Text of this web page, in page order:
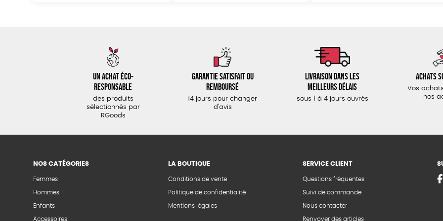
Un achat éco-
responsable
des produits
sélectionnés par
RGoods
Garantie satisfait ou
remboursé
14 jours pour changer
d'avis
Livraison dans les
meilleurs délais
sous 1 à 4 jours ouvrés
Achats
Vos
nos
NOS CATÉGORIES
Femmes
Hommes
Enfants
Accessoires
LA BOUTIQUE
Conditions de vente
Politique de confidentialité
Mentions légales
SERVICE CLIENT
Questions fréquentes
Suivi de commande
Nous contacter
Renvoyer des articles